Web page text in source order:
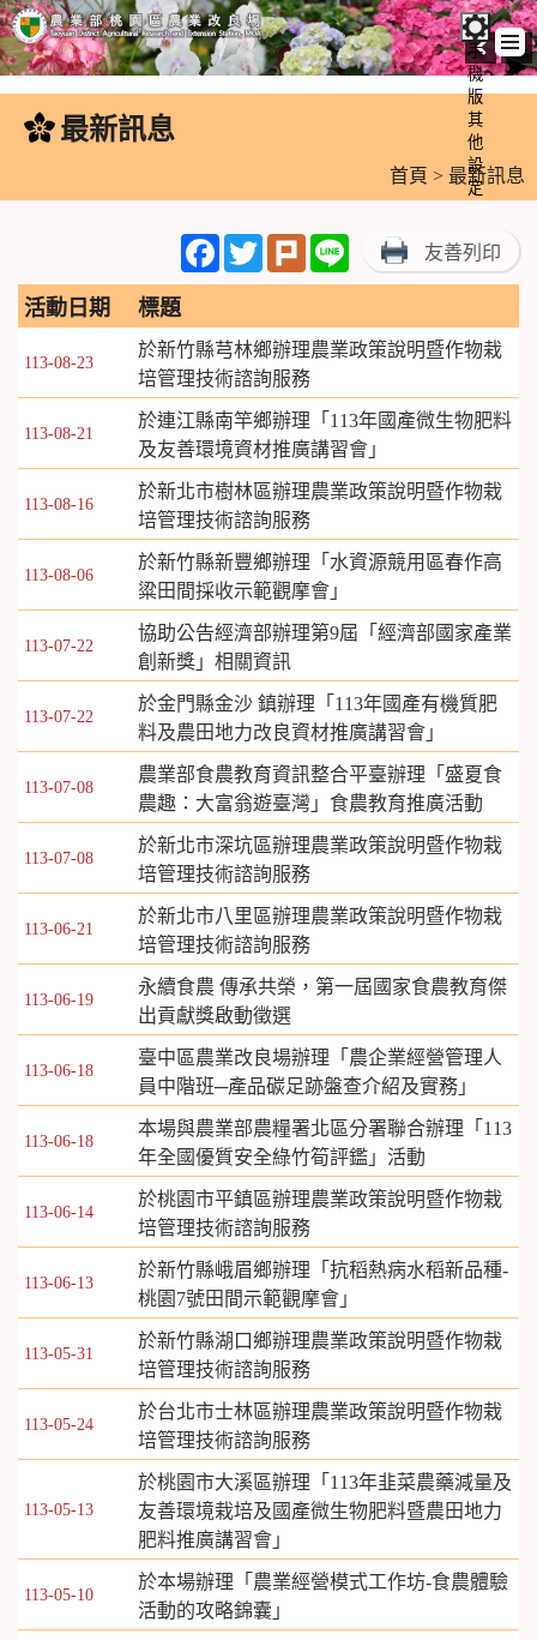
跳
內
手
機
版
其
他
設
定
最新訊息
首頁 > 最新訊息
FacebookTwitterPlurk Line 友善列印
活動日期 標題
113-08-23
於新竹縣芎林鄉辦理農業政策說明暨作物栽
培管理技術諮詢服務
113-08-21
於連江縣南竿鄉辦理「113年國產微生物肥料
及友善環境資材推廣講習會」
113-08-16
於新北市樹林區辦理農業政策說明暨作物栽
培管理技術諮詢服務
113-08-06
於新竹縣新豐鄉辦理「水資源競用區春作高
粱田間採收示範觀摩會」
113-07-22
協助公告經濟部辦理第9屆「經濟部國家產業
創新獎」相關資訊
113-07-22
於金門縣金沙 鎮辦理「113年國產有機質肥
料及農田地力改良資材推廣講習會」
113-07-08
農業部食農教育資訊整合平臺辦理「盛夏食
農趣：大富翁遊臺灣」食農教育推廣活動
113-07-08
於新北市深坑區辦理農業政策說明暨作物栽
培管理技術諮詢服務
113-06-21
於新北市八里區辦理農業政策說明暨作物栽
培管理技術諮詢服務
113-06-19
永續食農 傳承共榮，第一屆國家食農教育傑
出貢獻獎啟動徵選
113-06-18
臺中區農業改良場辦理「農企業經營管理人
員中階班─產品碳足跡盤查介紹及實務」
113-06-18
本場與農業部農糧署北區分署聯合辦理「113
年全國優質安全綠竹筍評鑑」活動
113-06-14
於桃園市平鎮區辦理農業政策說明暨作物栽
培管理技術諮詢服務
113-06-13
於新竹縣峨眉鄉辦理「抗稻熱病水稻新品種-
桃園7號田間示範觀摩會」
113-05-31
於新竹縣湖口鄉辦理農業政策說明暨作物栽
培管理技術諮詢服務
113-05-24
於台北市士林區辦理農業政策說明暨作物栽
培管理技術諮詢服務
113-05-13
於桃園市大溪區辦理「113年韭菜農藥減量及
友善環境栽培及國產微生物肥料暨農田地力
肥料推廣講習會」
113-05-10
於本場辦理「農業經營模式工作坊-食農體驗
活動的攻略錦囊」